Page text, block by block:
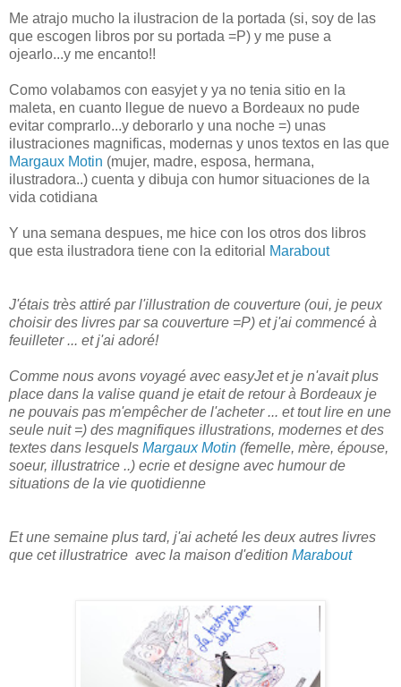
Me atrajo mucho la ilustracion de la portada (si, soy de las
que escogen libros por su portada =P) y me puse a
ojearlo...y me encanto!!
Como volabamos con easyjet y ya no tenia sitio en la
maleta, en cuanto llegue de nuevo a Bordeaux no pude
evitar comprarlo...y deborarlo y una noche =) unas
ilustraciones magnificas, modernas y unos textos en las que
Margaux Motin (mujer, madre, esposa, hermana,
ilustradora..) cuenta y dibuja con humor situaciones de la
vida cotidiana
Y una semana despues, me hice con los otros dos libros
que esta ilustradora tiene con la editorial
Marabout
J'étais très attiré par l'illustration de couverture (oui, je peux
choisir des livres par sa couverture =P) et j'ai commencé à
feuilleter ... et j'ai adoré!
Comme nous avons voyagé avec easyJet et je n'avait plus
place dans la valise quand je etait de retour à Bordeaux je
ne pouvais pas m'empêcher de l'acheter ... et tout lire en une
seule nuit =) des magnifiques illustrations, modernes et des
textes dans lesquels Margaux Motin (femelle, mère, épouse,
soeur, illustratrice ..) ecrie et designe avec humour de
situations de la vie quotidienne
Et une semaine plus tard, j'ai acheté les deux autres livres
que cet illustratrice avec la maison d'edition Marabout